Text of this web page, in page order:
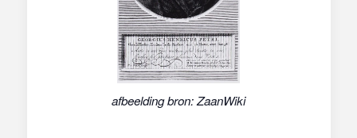
afbeelding bron: ZaanWiki